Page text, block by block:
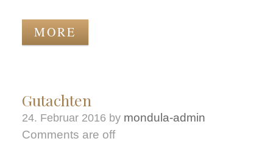
MORE
Gutachten
24. Februar 2016 by mondula-admin
Comments are off